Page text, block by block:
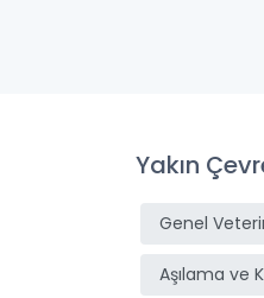
Yakın
Genel
Aşılama ve